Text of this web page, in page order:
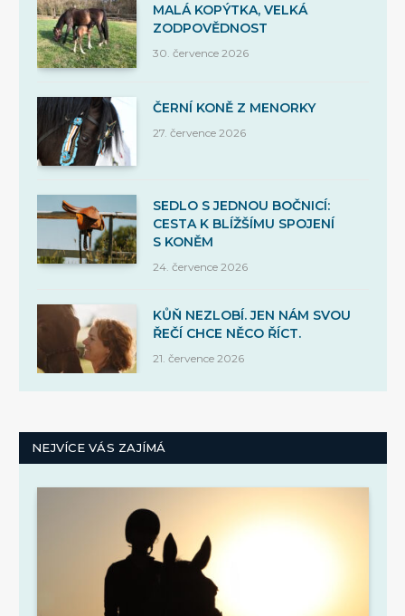
MALÁ KOPÝTKA, VELKÁ
ZODPOVĚDNOST
30. července 2026
ČERNÍ KONĚ Z MENORKY
27. července 2026
SEDLO S JEDNOU BOČNICÍ:
CESTA K BLÍŽŠÍMU SPOJENÍ
S KONĚM
24. července 2026
KŮŇ NEZLOBÍ. JEN NÁM SVOU
ŘEČÍ CHCE NĚCO ŘÍCT.
21. července 2026
NEJVÍCE VÁS ZAJÍMÁ